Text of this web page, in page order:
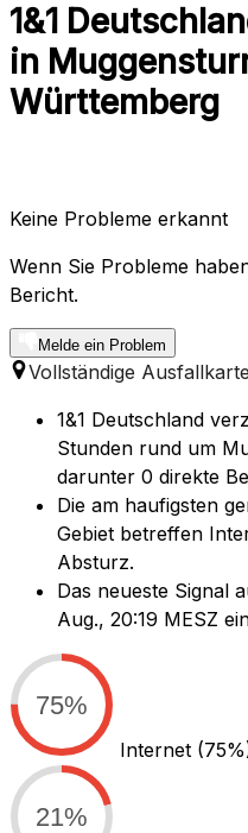
1&1
in
Württemberg
Keine Probleme erkannt
Wenn Sie Probleme
Bericht.
Melde ein Problem
Vollständige Ausfallkarte
1&1 Deutschland
Stunden rund um
darunter 0 direkte
Die am haufigsten
Gebiet betreffen
Absturz.
Das neueste Signal
Aug., 20:19 MESZ
75%
Internet
21%